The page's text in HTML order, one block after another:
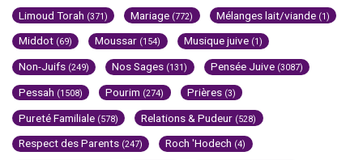
Limoud Torah (371) Mariage (772) Mélanges lait/viande (1)
Middot (69) Moussar (154) Musique juive (1)
Non-Juifs (249) Nos Sages (131) Pensée Juive (3087)
Pessah (1508) Pourim (274) Prières (3)
Pureté Familiale (578) Relations & Pudeur (528)
Respect des Parents (247) Roch 'Hodech (4)